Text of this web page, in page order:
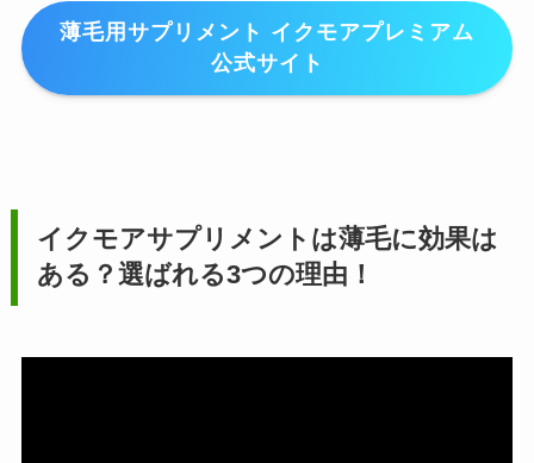
薄毛用サプリメント イクモアプレミアム
公式サイト
イクモアサプリメントは薄毛に効果は
ある？選ばれる3つの理由！